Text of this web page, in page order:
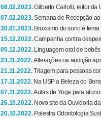
08.02.2023.Gilberto Carlotti, reitor da
07.02.2023.Semana de Recepção
30.01.2023. Bruxismo do sono é
15.12.2022.Campanha contra
05.12.2022.
Linguagem oral de
23.11.2022.Alterações na audição
21.11.2022.Triagem para pessoas
17.11.2022. Na USP a Beleza do
07.11.2022.Aulas de Yoga para
26.10.2022. Novo site da Ouvidoria
20.10.2022. Palestra Odontologia